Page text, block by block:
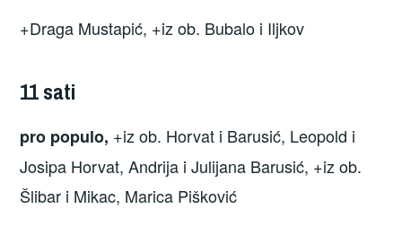
+Draga Mustapić, +iz ob. Bubalo i Iljkov
11 sati
pro populo, +iz ob. Horvat i Barusić, Leopold i
Josipa Horvat, Andrija i Julijana Barusić, +iz ob.
Šlibar i Mikac, Marica Pišković